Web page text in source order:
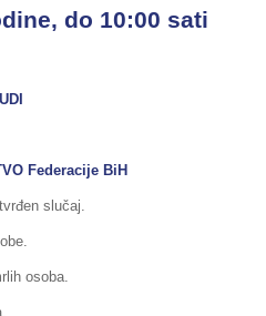
do 10:00 sati
Federacije BiH
slučaj.
osoba.